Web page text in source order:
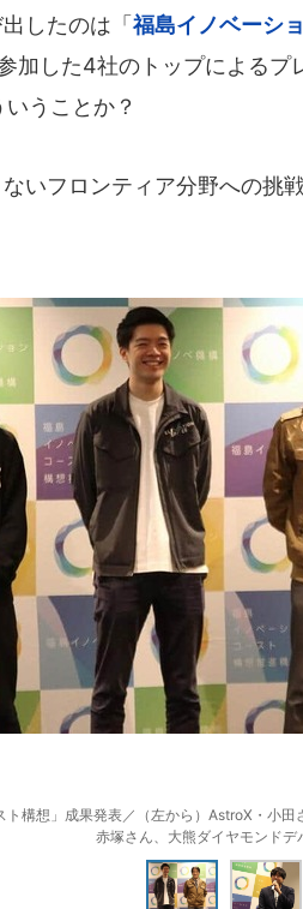
したのは「 福島イノベーシ
加した4社のトップによるプ
うことか？
いフロンティア分野への挑
ト構想」成果発表／（左から）AstroX・小
赤塚さん、大熊ダイヤモンドデ